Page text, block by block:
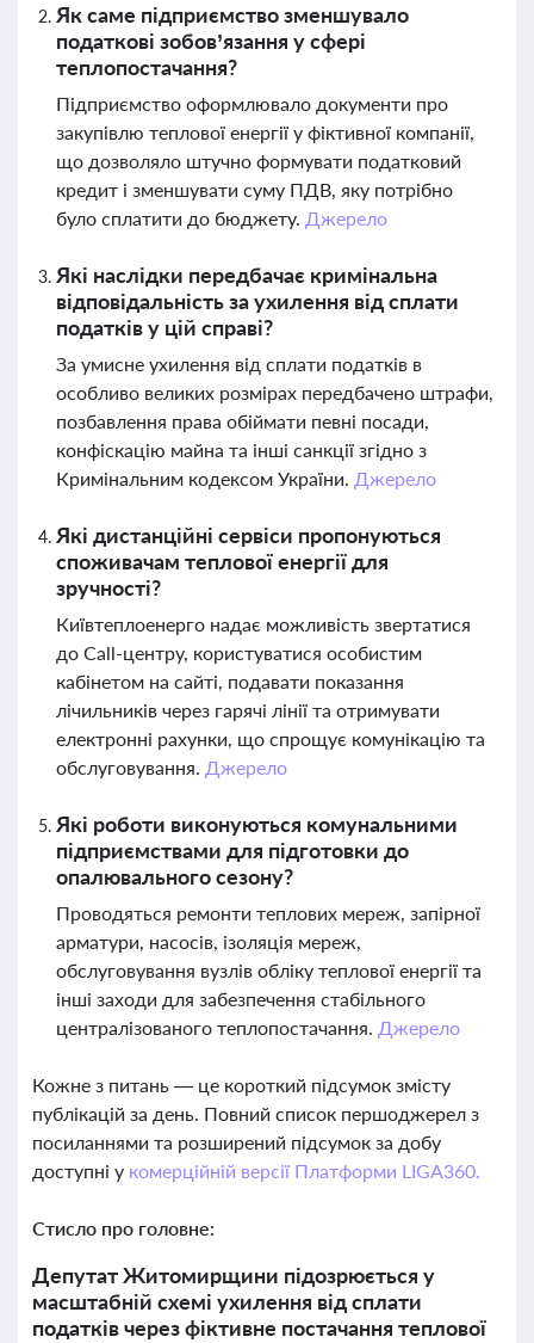
Як саме підприємство зменшувало
податкові зобов’язання у сфері
теплопостачання?
Підприємство оформлювало документи про
закупівлю теплової енергії у фіктивної компанії,
що дозволяло штучно формувати податковий
кредит і зменшувати суму ПДВ, яку потрібно
було сплатити до бюджету. Джерело
Які наслідки передбачає кримінальна
відповідальність за ухилення від сплати
податків у цій справі?
За умисне ухилення від сплати податків в
особливо великих розмірах передбачено штрафи,
позбавлення права обіймати певні посади,
конфіскацію майна та інші санкції згідно з
Кримінальним кодексом України. Джерело
Які дистанційні сервіси пропонуються
споживачам теплової енергії для
зручності?
Київтеплоенерго надає можливість звертатися
до Call-центру, користуватися особистим
кабінетом на сайті, подавати показання
лічильників через гарячі лінії та отримувати
електронні рахунки, що спрощує комунікацію та
обслуговування. Джерело
Які роботи виконуються комунальними
підприємствами для підготовки до
опалювального сезону?
Проводяться ремонти теплових мереж, запірної
арматури, насосів, ізоляція мереж,
обслуговування вузлів обліку теплової енергії та
інші заходи для забезпечення стабільного
централізованого теплопостачання. Джерело
Кожне з питань — це короткий підсумок змісту
публікацій за день. Повний список першоджерел з
посиланнями та розширений підсумок за добу
доступні у комерційній версії Платформи LIGA360.
Стисло про головне:
Депутат Житомирщини підозрюється у
масштабній схемі ухилення від сплати
податків через фіктивне постачання теплової